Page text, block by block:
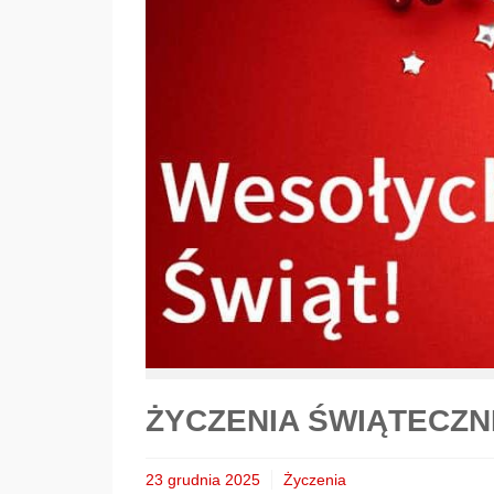
ŻYCZENIA
23 grudnia 2025 Życzenia